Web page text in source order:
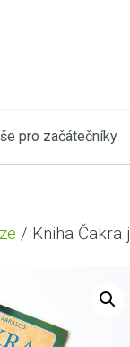
pro začátečníky
/ Kniha Čakra